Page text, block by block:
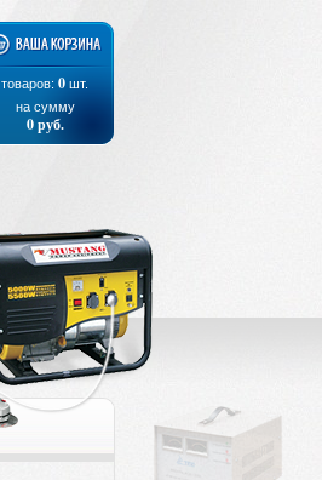
товаров: 0 шт.
на сумму
0руб.